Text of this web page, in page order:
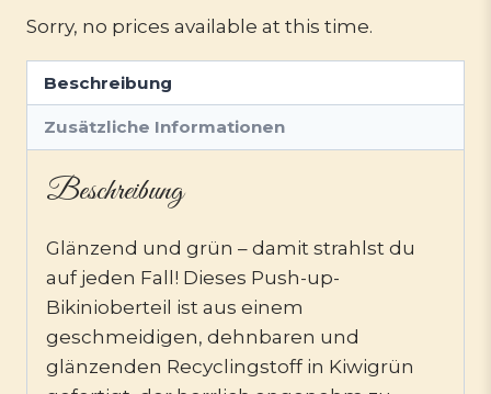
Sorry, no prices available at this time.
Beschreibung
Zusätzliche Informationen
Beschreibung
Glänzend und grün – damit strahlst du
auf jeden Fall! Dieses Push-up-
Bikinioberteil ist aus einem
geschmeidigen, dehnbaren und
glänzenden Recyclingstoff in Kiwigrün